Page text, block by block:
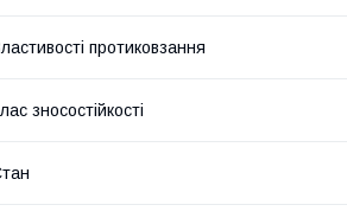
протиковзання
зносостійкості